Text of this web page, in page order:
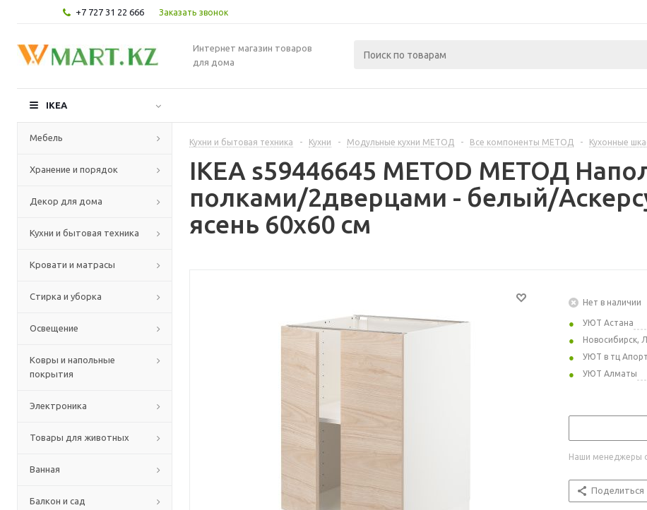
+7 727 31 22 666 Заказать звонок
Интернет магазин товаров
для дома
IKEA
Мебель
Хранение и порядок
Декор для дома
Кухни и бытовая техника
Кровати и матрасы
Стирка и уборка
Освещение
Ковры и напольные
покрытия
Электроника
Товары для животных
Ванная
Балкон и сад
Кухни и бытовая техника - Кухни - Модульные кухни МЕТОД - Все компоненты МЕТОД - Кухонные
IKEA s59446645 METOD МЕТОД
полками/2дверцами - белый/
ясень 60x60 см
Нет в наличии
УЮТ Астана
Новосибирск,
УЮТ в тц Апорт
УЮТ Алматы
Наши менеджеры
Поделиться